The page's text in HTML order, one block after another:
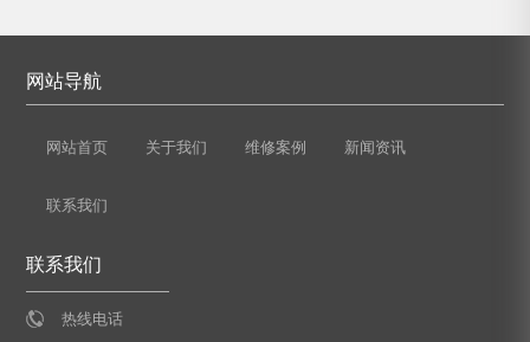
网站导航
网站首页 关于我们 维修案例 新闻资讯
联系我们
联系我们
热线电话